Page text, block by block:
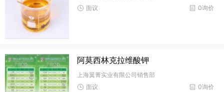
0询价
面议
阿莫西林克拉维酸钾
上海翼菁实业有限公司销售部
0询价
面议